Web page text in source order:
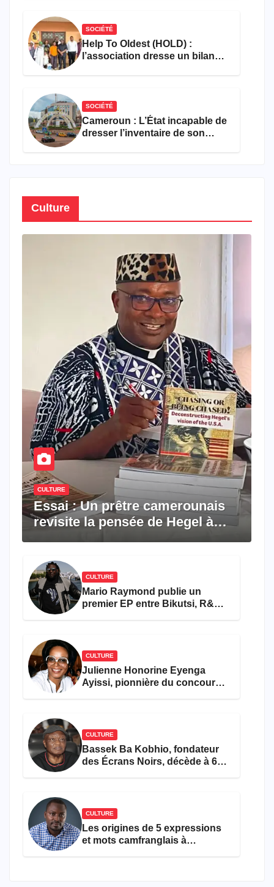
SOCIÉTÉ
Help To Oldest (HOLD) :
l’association dresse un bilan
SOCIÉTÉ
Cameroun : L’État incapable de
dresser l’inventaire de son
Culture
CULTURE
Essai : Un prêtre camerounais
revisite la pensée de Hegel à
CULTURE
Mario Raymond publie un
premier EP entre Bikutsi, R&B
CULTURE
Julienne Honorine Eyenga
Ayissi, pionnière du concours
CULTURE
Bassek Ba Kobhio, fondateur
des Écrans Noirs, décède à 69
CULTURE
Les origines de 5 expressions
et mots camfranglais à